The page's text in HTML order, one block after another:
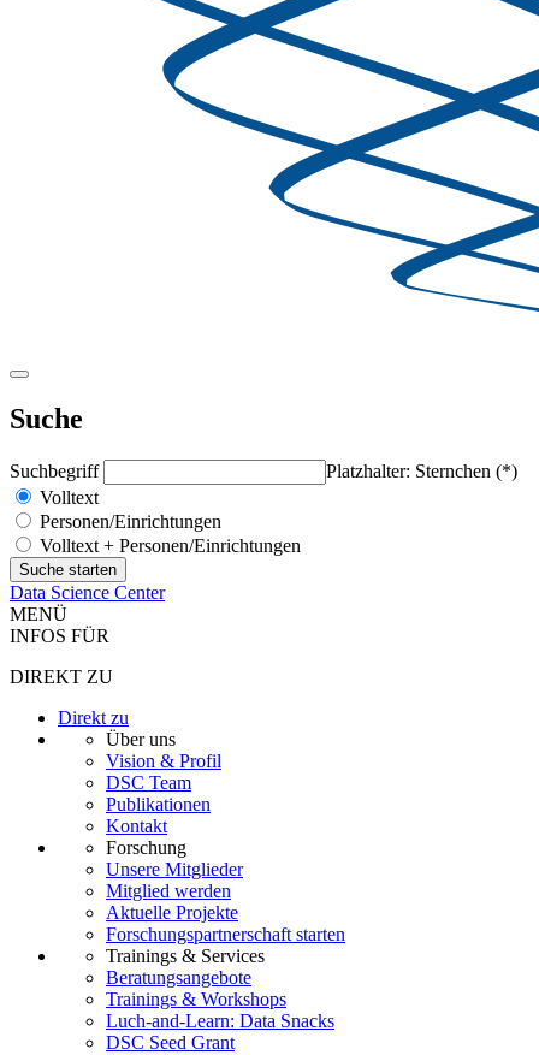
Suche
Suchbegriff
Platzhalter: Sternchen (*)
Volltext
Personen/Einrichtungen
Volltext + Personen/Einrichtungen
Data Science Center
MENÜ
INFOS FÜR
DIREKT ZU
Direkt zu
Über uns
Vision & Profil
DSC Team
Publikationen
Kontakt
Forschung
Unsere Mitglieder
Mitglied werden
Aktuelle Projekte
Forschungspartnerschaft starten
Trainings & Services
Beratungsangebote
Trainings & Workshops
Luch-and-Learn: Data Snacks
DSC Seed Grant